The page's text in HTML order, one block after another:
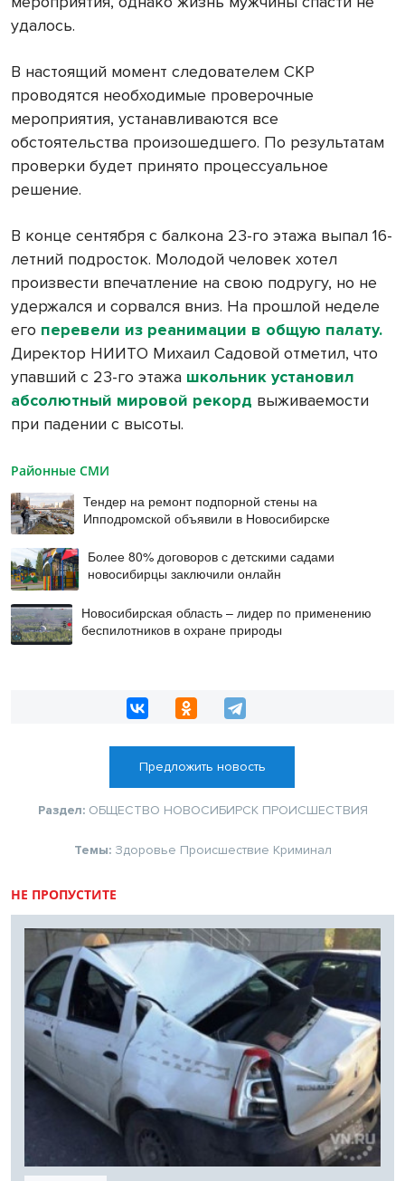
удалось.
В настоящий момент следователем СКР
проводятся необходимые проверочные
мероприятия, устанавливаются все
обстоятельства произошедшего. По результатам
проверки будет принято процессуальное
решение.
В конце сентября с балкона 23-го этажа выпал 16-
летний подросток. Молодой человек хотел
произвести впечатление на свою подругу, но не
удержался и сорвался вниз. На прошлой неделе
его перевели из реанимации в общую палату.
Директор НИИТО Михаил Садовой отметил, что
упавший с 23-го этажа школьник установил
абсолютный мировой рекорд выживаемости
при падении с высоты.
Районные СМИ
Тендер на ремонт подпорной стены на
Ипподромской объявили в Новосибирске
Более 80% договоров с детскими садами
новосибирцы заключили онлайн
Новосибирская область – лидер по применению
беспилотников в охране природы
Предложить новость
Раздел: ОБЩЕСТВО НОВОСИБИРСК ПРОИСШЕСТВИЯ
Темы: Здоровье Происшествие Криминал
НЕ ПРОПУСТИТЕ